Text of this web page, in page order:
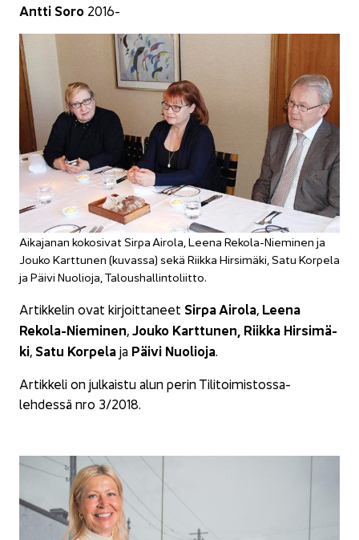
Antti Soro 2016-
Ai­ka­ja­nan ko­ko­si­vat Sirpa Ai­ro­la, Leena Rekola-​Nieminen ja
Jouko Kart­tu­nen (ku­vas­sa) sekä Riik­ka Hir­si­mä­ki, Satu Kor­pe­la
ja Päivi Nuo­lio­ja, Ta­lous­hal­lin­to­liit­to.
Ar­tik­ke­lin ovat kir­joit­ta­neet Sirpa Ai­ro­la, Leena
Rekola-​Nieminen,Jouko Kart­tu­nen, Riik­ka Hir­si­mä­
ki, Satu Kor­pe­laja Päivi Nuo­lio­ja.
Ar­tik­ke­li on jul­kais­tu alun perin Tilitoimistossa-​
lehdessä nro 3/2018.